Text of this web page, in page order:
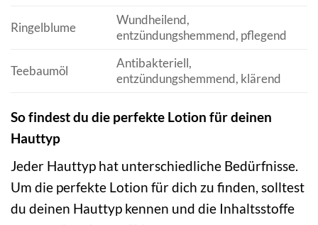
Ringelblume
Wundheilend,
entzündungshemmend, pflegend
Teebaumöl
Antibakteriell,
entzündungshemmend, klärend
So findest du die perfekte Lotion für deinen
Hauttyp
Jeder Hauttyp hat unterschiedliche Bedürfnisse.
Um die perfekte Lotion für dich zu finden, solltest
du deinen Hauttyp kennen und die Inhaltsstoffe